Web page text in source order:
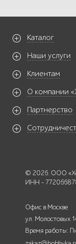
Каталог
Наши услуги
Клиентам
О компании
Партнерство
© 2026. ООО
ИНН -
Офис в Москве
ул. Молостовых
Время работы: